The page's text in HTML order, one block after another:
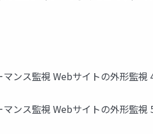
ンス監視 Webサイトの外形監視
ンス監視 Webサイトの外形監視